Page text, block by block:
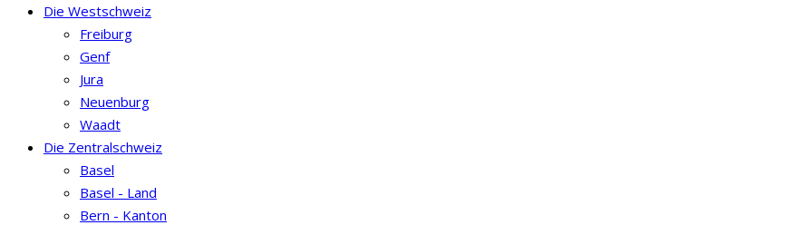
Die Westschweiz
Freiburg
Genf
Jura
Neuenburg
Waadt
Die Zentralschweiz
Basel
Basel - Land
Bern - Kanton